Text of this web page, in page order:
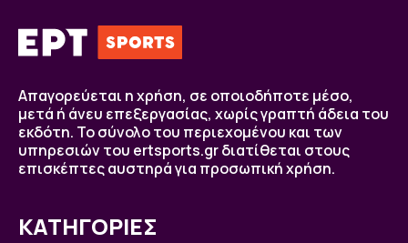
Απαγορεύεται η χρήση, σε οποιοδήποτε μέσο,
μετά ή άνευ επεξεργασίας, χωρίς γραπτή άδεια του
εκδότη. Το σύνολο του περιεχομένου και των
υπηρεσιών του ertsports.gr διατίθεται στους
επισκέπτες αυστηρά για προσωπική χρήση.
ΚΑΤΗΓΟΡΙΕΣ